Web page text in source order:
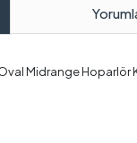
Midrange Hoparlör